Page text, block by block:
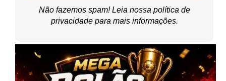
Não fazemos spam! Leia nossa política de
privacidadepara mais informações.